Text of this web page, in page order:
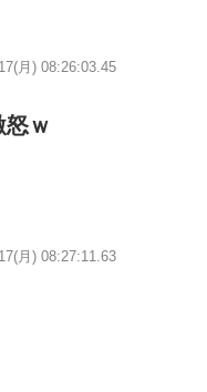
月) 08:26:03.45
怒ｗ
月) 08:27:11.63